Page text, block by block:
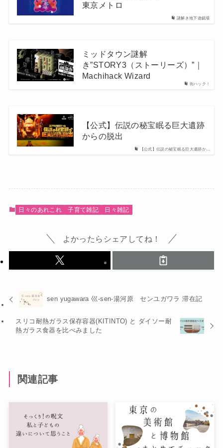
謎解き地下遊戯場
東京メトロ
街ハック！
ミッドタウン謎解
き”STORY3（ストーリーズ）”｜
Machihack Wizard
【公式】伝説の秘宝眠る巨大遺跡か…
【公式】伝説の秘宝眠る巨大遺跡
からの脱出
日々のあれこれ 子育て雑記 日々雑記
よかったらシェアしてね！
sen yugawara 巛-sen-湯河原 センユガワラ 滞在記
スリコ耐熱ガラス保存容器(KITINTO) と ダイソー耐
熱ガラス食器を比べみました
関連記事